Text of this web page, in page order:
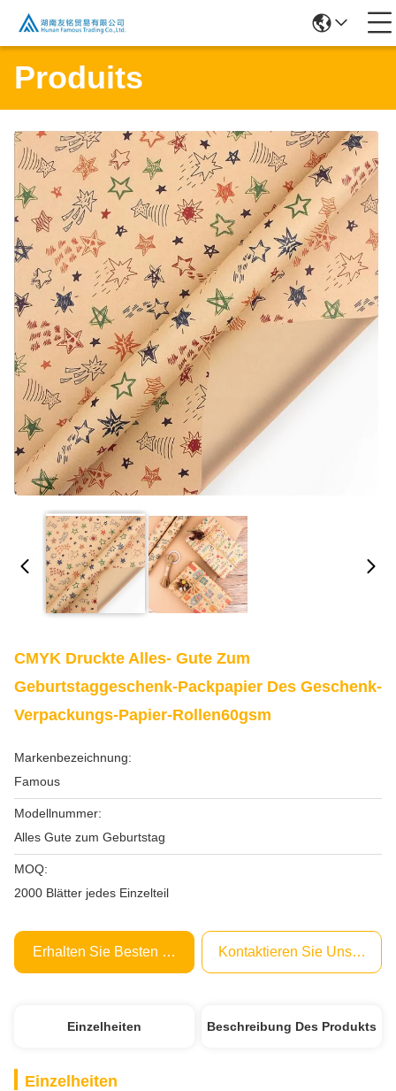
Produits
CMYK Druckte Alles- Gute Zum
Geburtstaggeschenk-Packpapier Des Geschenk-
Verpackungs-Papier-Rollen60gsm
Markenbezeichnung:
Famous
Modellnummer:
Alles Gute zum Geburtstag
MOQ:
2000 Blätter jedes Einzelteil
Erhalten Sie Besten Preis Kontaktieren Sie Uns Jetzt
Einzelheiten Beschreibung Des Produkts
Einzelheiten